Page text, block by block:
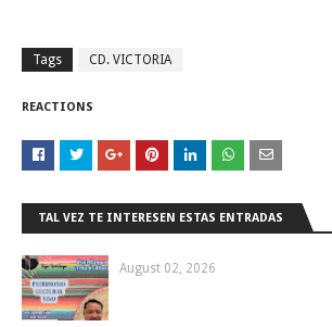
Tags CD. VICTORIA
REACTIONS
TAL VEZ TE INTERESEN ESTAS ENTRADAS
August 02, 2026